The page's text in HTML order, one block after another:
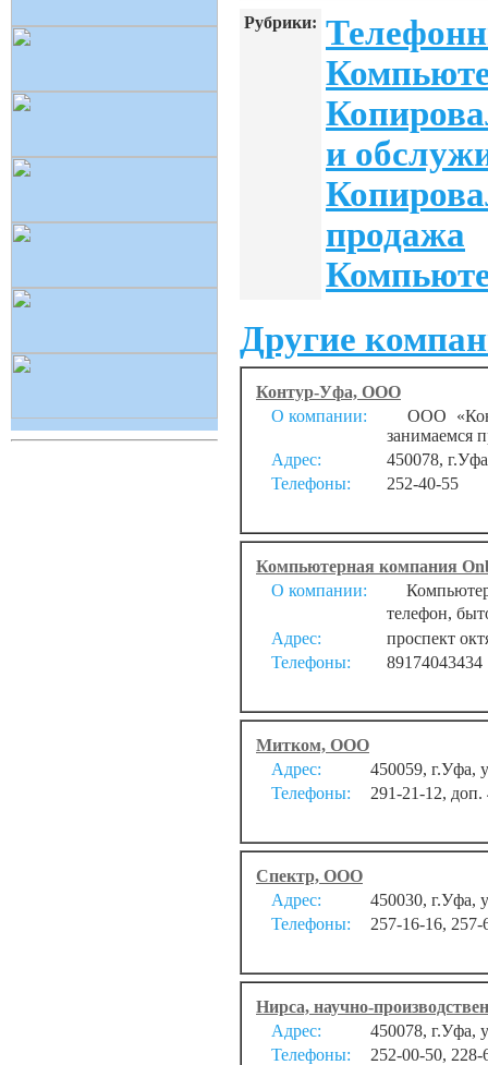
Рубрики:
и
продажа
Другие
Контур-Уфа, ООО
О компании:
ООО
занимаемся
Адрес:
450078,
Телефоны:
252-40-55
Компьютерная компания
О компании:
телефон,
Адрес:
проспект
Телефоны:
89174043434
Митком, ООО
Адрес:
450059, г.Уфа,
Телефоны:
291-21-12, доп.
Спектр, ООО
Адрес:
450030, г.Уфа,
Телефоны:
257-16-16, 257-
Нирса, научно-
Адрес:
450078, г.Уфа,
Телефоны:
252-00-50, 228-